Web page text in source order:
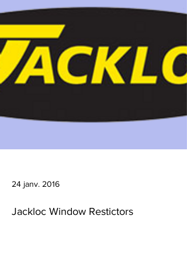
24 janv. 2016
Jackloc Window Restictors